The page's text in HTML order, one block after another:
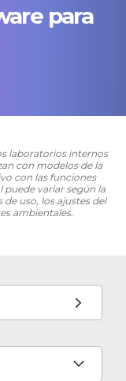
para
laboratorios internos
con modelos de la
con las funciones
puede variar según la
uso, los ajustes del
ambientales.